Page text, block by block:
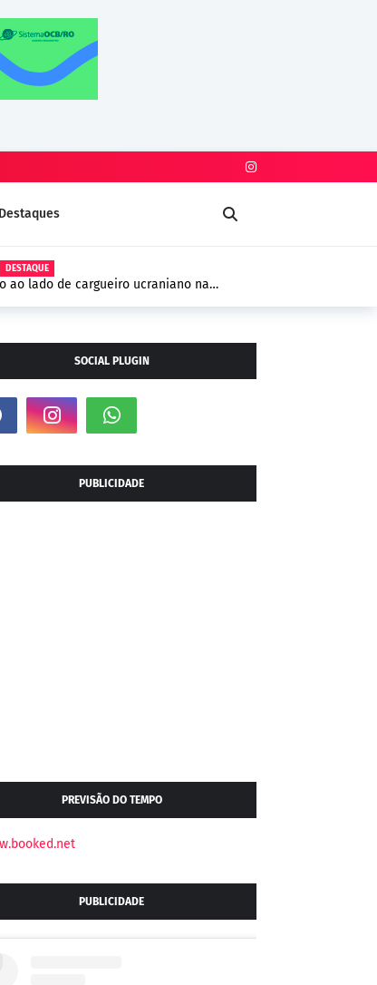
Destaques
DESTAQUE
ao lado de cargueiro ucraniano na
SOCIAL PLUGIN
PUBLICIDADE
PREVISÃO DO TEMPO
PUBLICIDADE